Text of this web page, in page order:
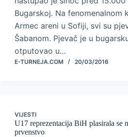
Bugarskoj. Na fenomenalnom
Armec areni u Sofiji, svi su
Šabanom. Pjevač je u
otputovao u…
E-TURNEJA.COM 20/03/2016
VIJESTI
U17 reprezentacija BiH plasirala se
prvenstvo